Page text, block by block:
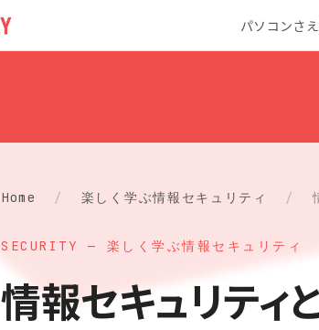
パソコンさえ
Home / 楽しく学ぶ情報セキュリティ /
SECURITY — 楽しく学ぶ情報セキュリティ
情報セキュリティ